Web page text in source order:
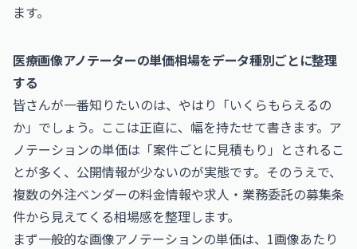
ます。
医療画像アノテーターの単価相場をデータ種別ごとに整理
する
皆さんが一番知りたいのは、やはり「いくらもらえるの
か」でしょう。ここは正直に、幅を持たせて書きます。ア
ノテーションの単価は「案件ごとに見積もり」とされるこ
とが多く、公開情報が少ないのが実態です。そのうえで、
複数の外注ベンダーの料金情報や求人・業務委託の募集条
件から見えてくる相場感を整理します。
まず一般的な画像アノテーションの単価は、1画像あたり